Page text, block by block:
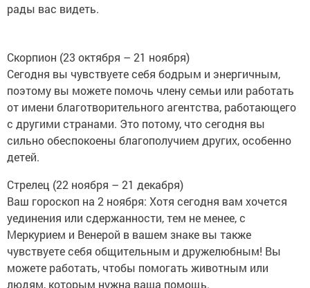
рады вас видеть.
Скорпион (23 октября – 21 ноября)
Сегодня вы чувствуете себя бодрым и энергичным,
поэтому вы можете помочь члену семьи или работать
от имени благотворительного агентства, работающего
с другими странами. Это потому, что сегодня вы
сильно обеспокоены благополучием других, особенно
детей.
Стрелец (22 ноября – 21 декабря)
Ваш гороскоп на 2 ноября: Хотя сегодня вам хочется
уединения или сдержанности, тем не менее, с
Меркурием и Венерой в вашем знаке вы также
чувствуете себя общительным и дружелюбным! Вы
можете работать, чтобы помогать животным или
людям, которым нужна ваша помощь.